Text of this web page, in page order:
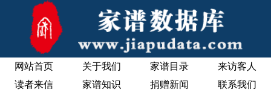
网站首页 关于我们 家谱目录
来访客人
读者来信
家谱知识 捐赠新闻 联系我们